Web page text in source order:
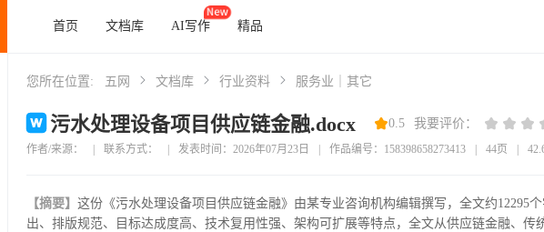
首页 文档库 AI写作 精品
您所在位置: 五网 文档库 行业资料 服务业｜其它
污水处理设备项目供应链金融.docx 0.5 我要评价：
作者/来源： 联系方式： 发表时间：2026年07月23日 作品编号：158398658273413 44页
【摘要】 这份《污水处理设备项目供应链金融》由某专业咨询机构编辑撰写，全文约12295
出、排版规范、目标达成度高、技术复用性强、架构可扩展等特点，全文从供应链金融、